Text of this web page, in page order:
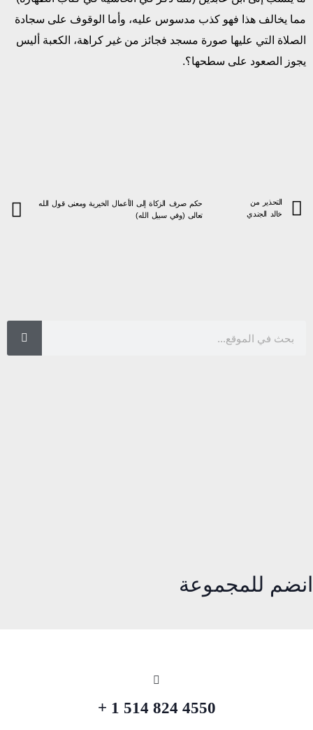
مما يخالف هذا فهو كذب مدسوس عليه، وأما الوقوف على سجادة
الصلاة التي عليها صورة مسجد فجائز من غير كراهة، الكعبة أليس
يجوز الصعود على سطحها؟.
التحذير من
خالد الجندي
حكم صرف الزكاة إلى الأعمال الخيرية ومعنى قول الله
تعالى (وفي سبيل الله)
انضم للمجموعة
4550 824 514 1 +